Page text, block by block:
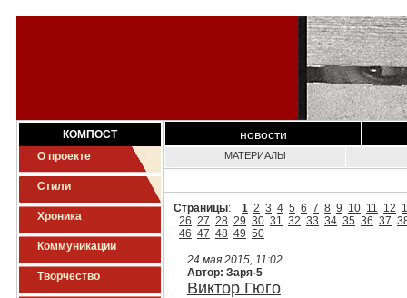
КОМПОСТ
О проекте
Стили
Хроника
Коммуникации
Творчество
новости
МАТЕРИАЛЫ
Страницы: 1 2 3 4 5 6 7 8 9 10 11 12
26 27 28 29 30 31 32 33 34 35 36 37
46 47 48 49 50
24 мая 2015, 11:02
Автор: Заря-5
Виктор Гюго